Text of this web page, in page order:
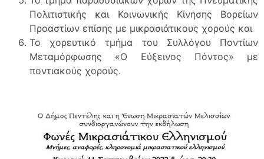
Πολιτιστικής και Κοινωνικής Κίνησης Βορείων
Προαστίων επίσης με μικρασιάτικους χορούς και
Το χορευτικό τμήμα του Συλλόγου Ποντίων
Μεταμόρφωσης «Ο Εύξεινος Πόντος» με
ποντιακούς χορούς.